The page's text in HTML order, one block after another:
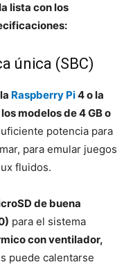
lista con los
única (SBC)
la Raspberry Pi4 o la
los modelos de 4 GB o
potencia para
para emular juegos
fluidos.
de buena
para el sistema
con ventilador,
puede calentarse